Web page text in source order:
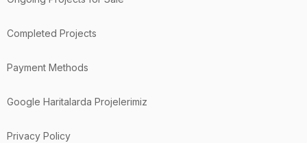
Completed Projects
Payment Methods
Google Haritalarda Projelerimiz
Privacy Policy